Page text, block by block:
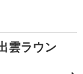
雲ラウン